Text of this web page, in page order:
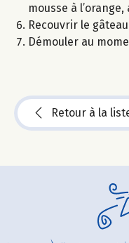
mousse à
Recouvrir le
Démouler au
Retour à la